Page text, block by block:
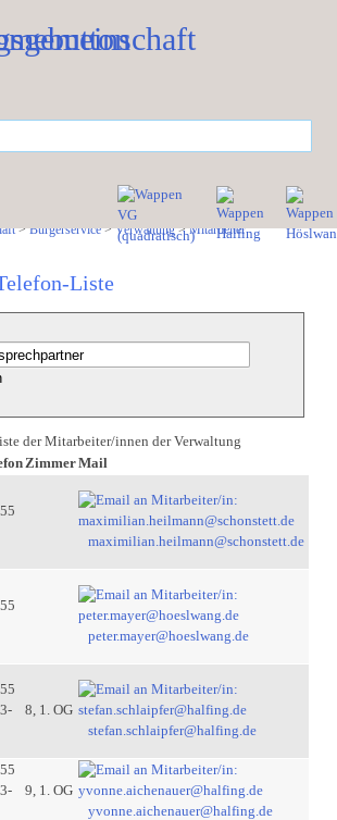
>Bürgerservice>Verwaltung>Mitarbeiter
Liste
der Mitarbeiter/innen der Verwaltung
ZimmerMail
maximilian.heilmann@schonstett.de
peter.mayer@hoeslwang.de
8, 1. OG
stefan.schlaipfer@halfing.de
9, 1. OG
yvonne.aichenauer@halfing.de